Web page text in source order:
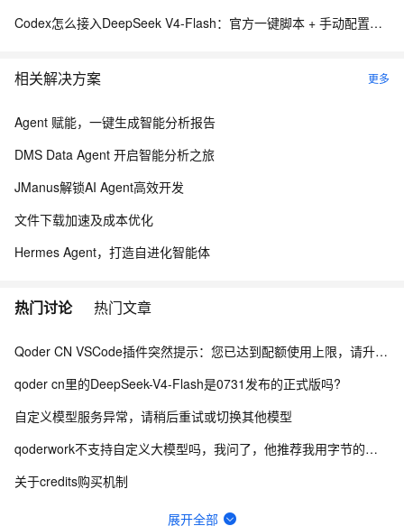
Codex怎么接入DeepSeek V4-Flash：官方一键脚本 + 手动配置完整教程
相关解决方案 更多
Agent 赋能，一键生成智能分析报告
DMS Data Agent 开启智能分析之旅
JManus解锁AI Agent高效开发
文件下载加速及成本优化
Hermes Agent，打造自进化智能体
热门讨论 热门文章
Qoder CN VSCode插件突然提示：您已达到配额使用上限，请升级订阅计划，以获得更多使用资源
qoder cn里的DeepSeek-V4-Flash是0731发布的正式版吗?
自定义模型服务异常，请稍后重试或切换其他模型
qoderwork不支持自定义大模型吗，我问了，他推荐我用字节的，我到底要不要用那边的呢
关于credits购买机制
展开全部